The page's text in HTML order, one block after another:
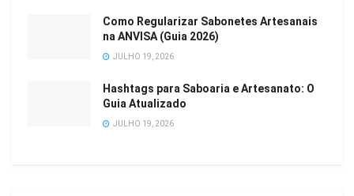
Como Regularizar Sabonetes Artesanais
na ANVISA (Guia 2026)
JULHO 19, 2026
Hashtags para Saboaria e Artesanato: O
Guia Atualizado
JULHO 19, 2026